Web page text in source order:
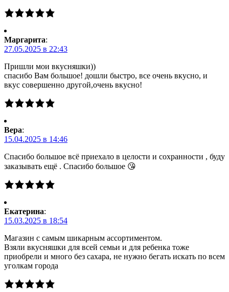
Маргарита:
27.05.2025 в 22:43
Пришли мои вкусняшки))
спасибо Вам большое! дошли быстро, все очень вкусно, и
вкус совершенно другой,очень вкусно!
Вера:
15.04.2025 в 14:46
Спасибо большое всё приехало в целости и сохранности , буду
заказывать ещё . Спасибо большое 😘
Екатерина:
15.03.2025 в 18:54
Магазин с самым шикарным ассортиментом.
Взяли вкусняшки для всей семьи и для ребенка тоже
приобрели и много без сахара, не нужно бегать искать по всем
уголкам города